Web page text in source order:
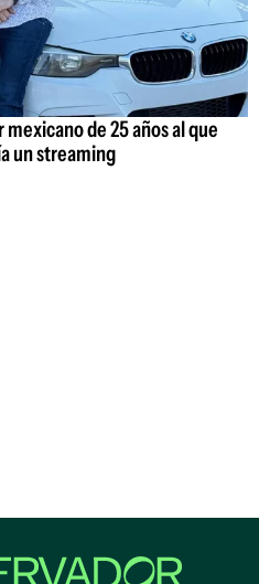
de 25 años al que
un streaming